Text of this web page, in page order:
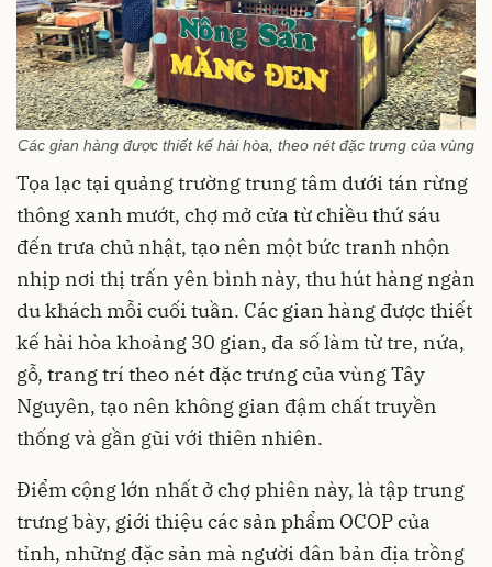
Các gian hàng được thiết kế hài hòa, theo nét đặc trưng của vùng
Tọa lạc tại quảng trường trung tâm dưới tán rừng
thông xanh mướt, chợ mở cửa từ chiều thứ sáu
đến trưa chủ nhật, tạo nên một bức tranh nhộn
nhịp nơi thị trấn yên bình này, thu hút hàng ngàn
du khách mỗi cuối tuần. Các gian hàng được thiết
kế hài hòa khoảng 30 gian, đa số làm từ tre, nứa,
gỗ, trang trí theo nét đặc trưng của vùng Tây
Nguyên, tạo nên không gian đậm chất truyền
thống và gần gũi với thiên nhiên.
Điểm cộng lớn nhất ở chợ phiên này, là tập trung
trưng bày, giới thiệu các sản phẩm OCOP của
tỉnh, những đặc sản mà người dân bản địa trồng